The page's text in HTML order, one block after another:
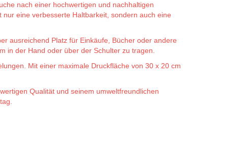
nach einer hochwertigen und nachhaltigen
eine verbesserte Haltbarkeit, sondern auch eine
ausreichend Platz für Einkäufe, Bücher oder andere
in der Hand oder über der Schulter zu tragen.
Mit einer maximale Druckfläche von 30 x 20 cm
Qualität und seinem umweltfreundlichen